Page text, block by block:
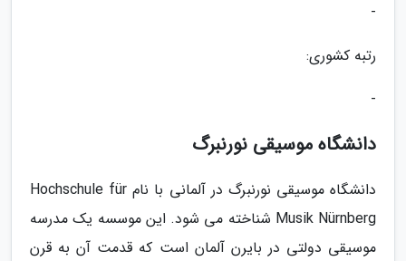
-
رتبه کشوری:
-
دانشگاه موسیقی نورنبرگ
دانشگاه موسیقی نورنبرگ در آلمانی با نام Hochschule für
Musik Nürnberg شناخته می شود. این موسسه یک مدرسه
موسیقی دولتی در بایرن آلمان است که قدمت آن به قرن